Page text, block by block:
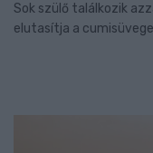
Sok szülő találkozik
elutasítja a